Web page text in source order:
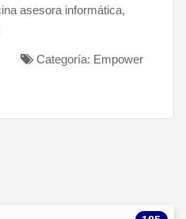
asesora informática,
Categoría: Empower